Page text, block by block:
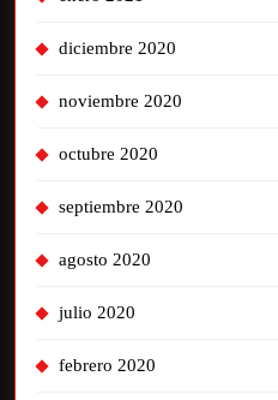
diciembre 2020
noviembre 2020
octubre 2020
septiembre 2020
agosto 2020
julio 2020
febrero 2020